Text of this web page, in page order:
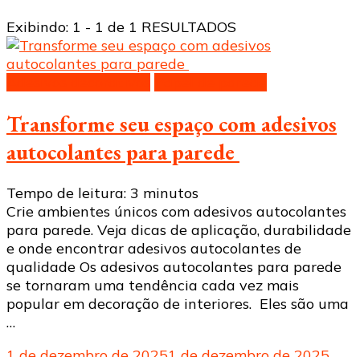
Exibindo: 1 - 1 de 1 RESULTADOS
Transforme seu espaço com adesivos
autocolantes para parede
Tempo de leitura: 3 minutos
Crie ambientes únicos com adesivos autocolantes
para parede. Veja dicas de aplicação, durabilidade
e onde encontrar adesivos autocolantes de
qualidade Os adesivos autocolantes para parede
se tornaram uma tendência cada vez mais
popular em decoração de interiores. Eles são uma
…